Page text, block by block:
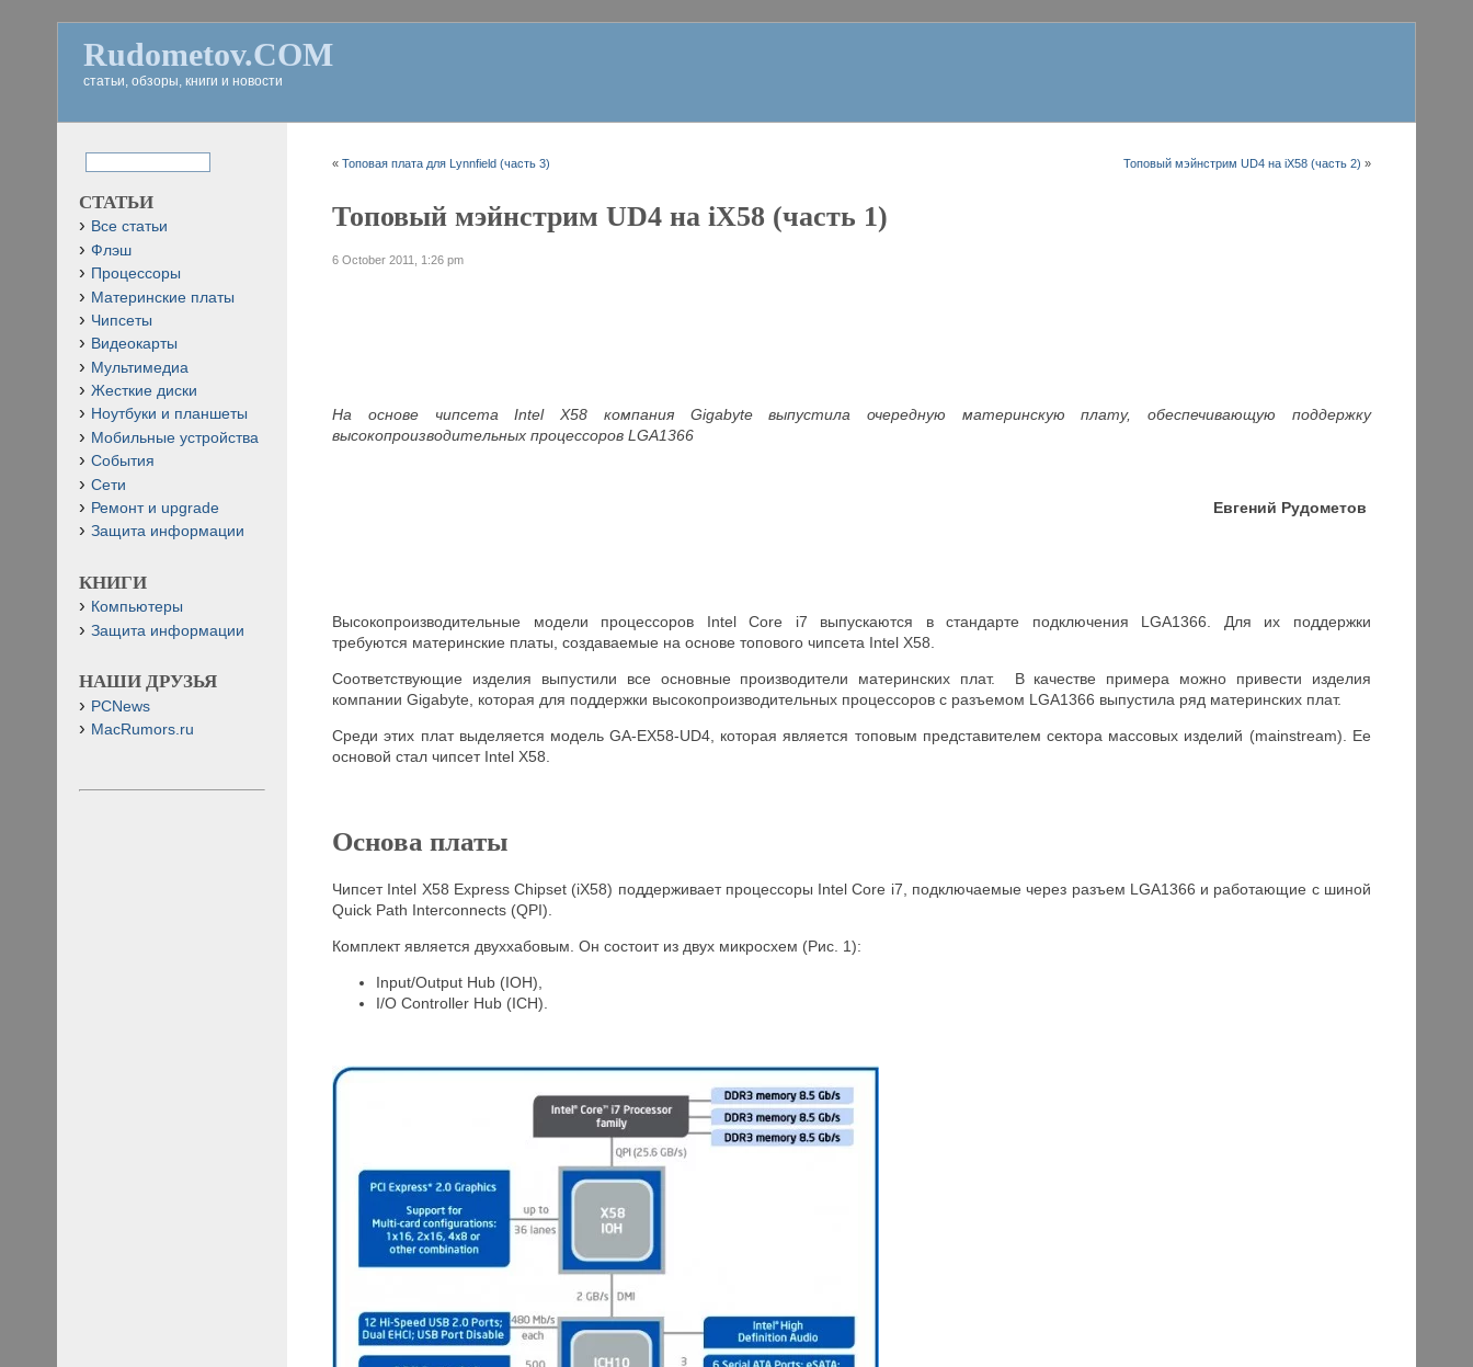
Rudometov.COM
статьи, обзоры, книги и новости
«Топовая плата для Lynnfield (часть 3) Топовый мэйнстрим UD4 на iX58 (часть 2) »
Топовый мэйнстрим UD4 на iX58 (часть 1)
6 October 2011, 1:26 pm
На основе чипсетаIntel X58 компания Gigabyte выпустила очередную материнскую плату, обеспечивающую поддержку
высокопроизводительных процессоровLGA1366
Евгений Рудометов
Высокопроизводительные модели процессоров Intel Core i7 выпускаются в стандарте подключения LGA1366. Для их поддержки
требуются материнские платы, создаваемые на основе топового чипсета Intel X58.
Соответствующие изделия выпустили все основные производители материнских плат. В качестве примера можно привести изделия
компании Gigabyte, которая для поддержки высокопроизводительных процессоров с разъемом LGA1366 выпустила ряд материнских плат.
Среди этих плат выделяется модель GA-EX58-UD4, которая является топовым представителем сектора массовых изделий (mainstream). Ее
основой стал чипсет Intel X58.
Основа платы
Чипсет Intel X58 Express Chipset (iX58) поддерживает процессоры Intel Core i7, подключаемые через разъем LGA1366 и работающие c шиной
Quick Path Interconnects (QPI).
Комплект является двуххабовым. Он состоит из двух микросхем (Рис. 1):
Input/Output Hub (IOH),
I/O Controller Hub (ICH).
СТАТЬИ
Все статьи
Флэш
Процессоры
Материнские платы
Чипсеты
Видеокарты
Мультимедиа
Жесткие диски
Ноутбуки и планшеты
Мобильные устройства
События
Сети
Ремонт и upgrade
Защита информации
КНИГИ
Компьютеры
Защита информации
НАШИ ДРУЗЬЯ
PCNews
MacRumors.ru